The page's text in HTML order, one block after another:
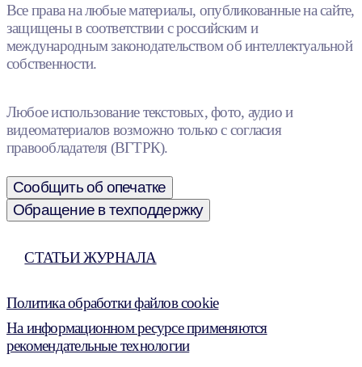
Все права на любые материалы, опубликованные на сайте,
защищены в соответствии с российским и
международным законодательством об интеллектуальной
собственности.
Любое использование текстовых, фото, аудио и
видеоматериалов возможно только с согласия
правообладателя (ВГТРК).
Сообщить об опечатке
Обращение в техподдержку
СТАТЬИ ЖУРНАЛА
Политика обработки файлов cookie
На информационном ресурсе применяются
рекомендательные технологии